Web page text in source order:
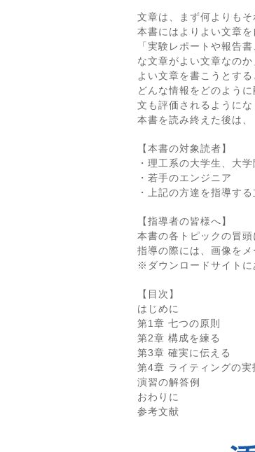
文章は、まず何よりも
本書にはよりよい文章
「実験レポートや報告
な文章がよい文章なのか
よい文章を書こうとす
どんな情報をどのよう
文も評価されるようにな
本書を読み終えた後は
【本書の対象読者】
・理工系の大学生、大学
・若手のエンジニア
・上記の方達を指導す
【指導者の皆様へ】
本書の各トピックの冒
指導の際には、画像を
※ダウンロードサイトに
【目次】
はじめに
第1章 七つの原則
第2章 構成を練る
第3章 確実に伝える
第4章 ライティングの実
演習の解答例
おわりに
参考文献